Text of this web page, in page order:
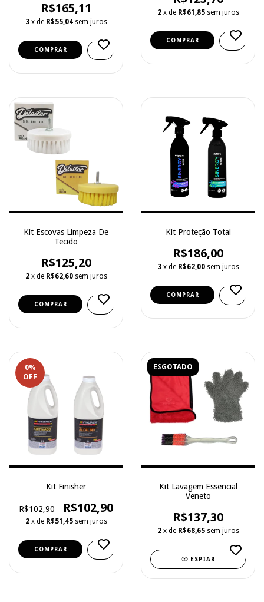
R$165,11
3 x de R$55,04 sem juros
2 x de R$61,85 sem juros
Kit Escovas Limpeza De
Tecido
R$125,20
2 x de R$62,60 sem juros
Kit Proteção Total
R$186,00
3 x de R$62,00 sem juros
0%
OFF
Kit Finisher
R$102,90 R$102,90
2 x de R$51,45 sem juros
ESGOTADO
Kit Lavagem Essencial
Veneto
R$137,30
2 x de R$68,65 sem juros
ESPIAR